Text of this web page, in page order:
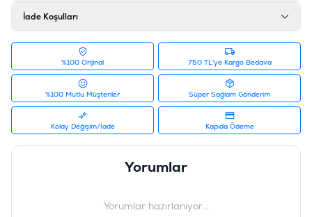
İade Koşulları
%100 Orijinal 750 TL'ye Kargo Bedava
%100 Mutlu Müşteriler Süper Sağlam Gönderim
Kolay Değişim/İade Kapıda Ödeme
Yorumlar
Yorumlar hazırlanıyor...